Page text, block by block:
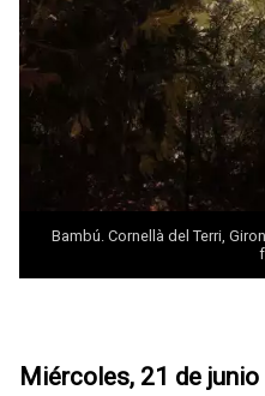
Bambú. Cornellà del Terri,
Miércoles, 21 de junio